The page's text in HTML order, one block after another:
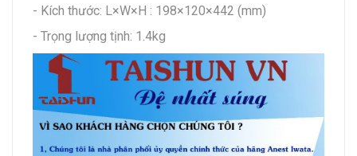
- Kích thước: L×W×H : 198×120×442 (mm)
- Trọng lượng tịnh: 1.4kg